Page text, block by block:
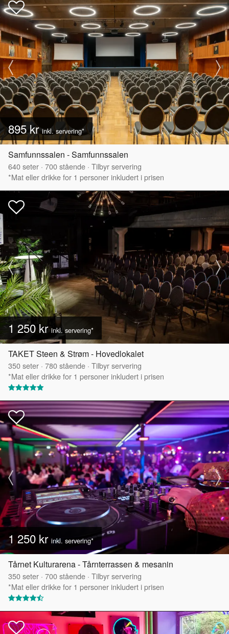
895 krinkl. servering*
Samfunnssalen - Samfunnssalen
640seter · 700stående · Tilbyr servering
*Mat eller drikke for 1 personer inkludert i prisen
1 250 krinkl. servering*
TAKET Steen & Strøm - Hovedlokalet
350seter · 780stående · Tilbyr servering
*Mat eller drikke for 1 personer inkludert i prisen
1 250 kr inkl. servering*
Tårnet Kulturarena - Tårnterrassen & mesanin
350seter · 700stående · Tilbyr servering
*Mat eller drikke for 1 personer inkludert i prisen